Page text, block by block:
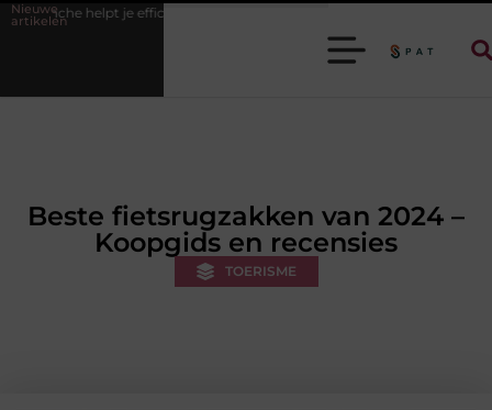
Nieuwe
artikelen
je efficiënter werken
Beste fietsrugzakken van 2024 –
Koopgids en recensies
TOERISME